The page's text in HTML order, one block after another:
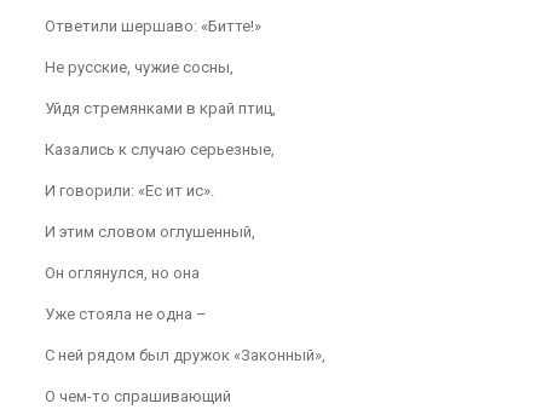
Ответили шершаво: «Битте!»
Не русские, чужие сосны,
Уйдя стремянками в край птиц,
Казались к случаю серьезные,
И говорили: «Ес ит ис».
И этим словом оглушенный,
Он оглянулся, но она
Уже стояла не одна –
С ней рядом был дружок «Законный»,
О чем-то спрашивающий